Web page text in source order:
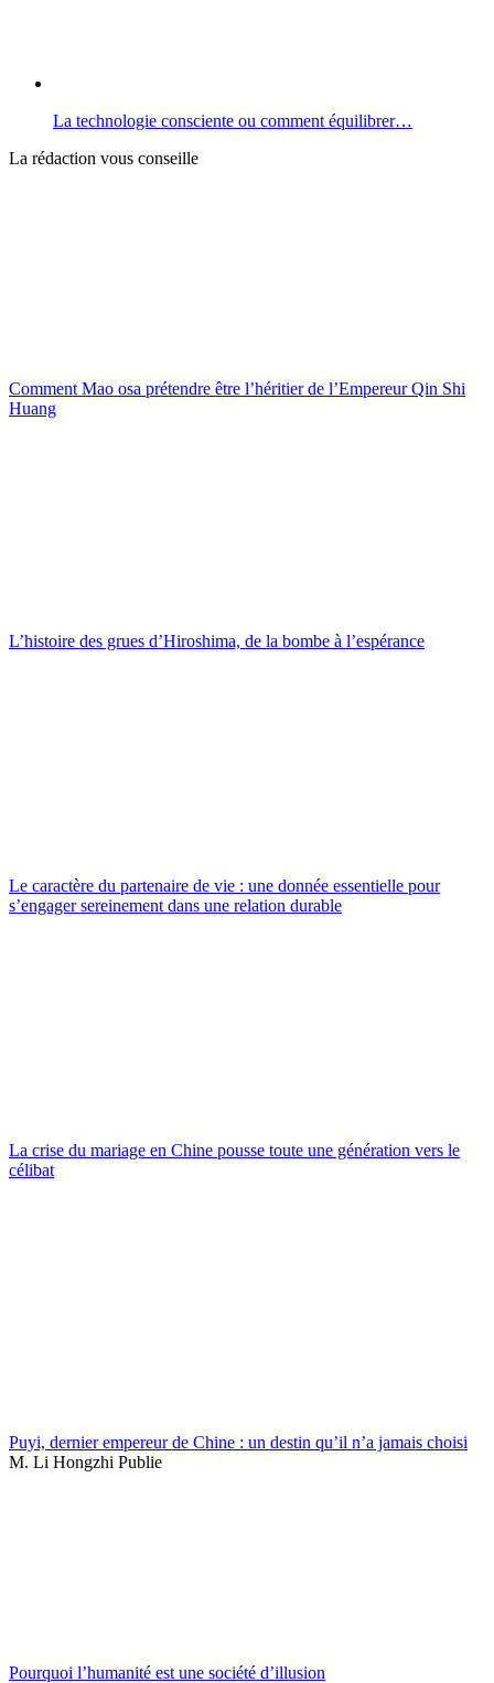
La technologie consciente ou comment équilibrer…
La rédaction vous conseille
Comment Mao osa prétendre être l’héritier de l’Empereur Qin Shi
Huang
L’histoire des grues d’Hiroshima, de la bombe à l’espérance
Le caractère du partenaire de vie : une donnée essentielle pour
s’engager sereinement dans une relation durable
La crise du mariage en Chine pousse toute une génération vers le
célibat
Puyi, dernier empereur de Chine : un destin qu’il n’a jamais choisi
M. Li Hongzhi Publie
Pourquoi l’humanité est une société d’illusion